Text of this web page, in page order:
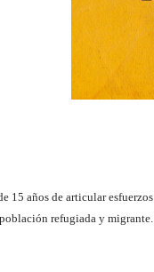
15 años de articular
refugiada y migrante.